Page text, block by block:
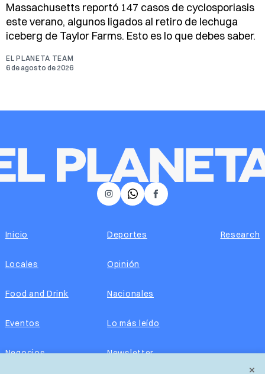
Massachusetts reportó 147 casos de cyclosporiasis
este verano, algunos ligados al retiro de lechuga
iceberg de Taylor Farms. Esto es lo que debes saber.
EL PLANETA TEAM
6 de agosto de 2026
×
𝕏 Facebook
Instagram
Inicio
Locales
Food and Drink
Eventos
Negocios
Deportes
Opinión
Nacionales
Lo más leído
Newsletter
Research